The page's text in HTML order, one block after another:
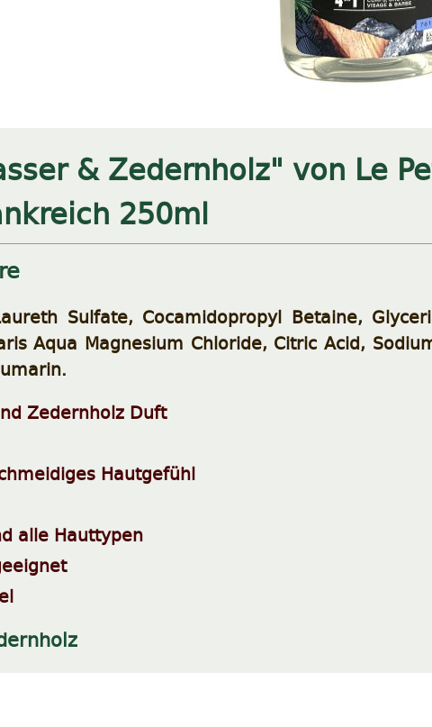
& Zedernholz" von Le
250ml
Sulfate, Cocamidopropyl Betaine,
Aqua Magnesium Chloride, Citric Acid,
Zedernholz Duft
Hautgefühl
alle Hauttypen